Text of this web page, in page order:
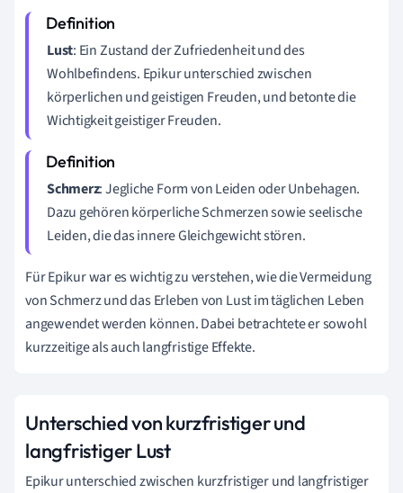
Lust: Ein Zustand der Zufriedenheit und des
Wohlbefindens. Epikur unterschied zwischen
körperlichen und geistigen Freuden, und betonte die
Wichtigkeit geistiger Freuden.
Schmerz: Jegliche Form von Leiden oder Unbehagen.
Dazu gehören körperliche Schmerzen sowie seelische
Leiden, die das innere Gleichgewicht stören.
Für Epikur war es wichtig zu verstehen, wie die Vermeidung
von Schmerz und das Erleben von Lust im täglichen Leben
angewendet werden können. Dabei betrachtete er sowohl
kurzzeitige als auch langfristige Effekte.
Unterschied von kurzfristiger und
langfristiger Lust
Epikur unterschied zwischen kurzfristiger und langfristiger